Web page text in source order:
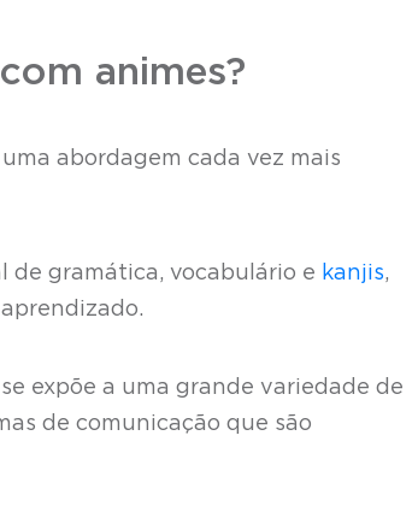
animes?
abordagem cada vez mais
de gramática, vocabulário e kanjis,
expõe a uma grande variedade de
de comunicação que são